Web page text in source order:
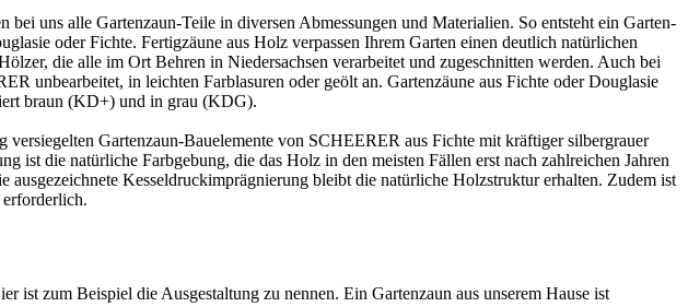
uns alle Gartenzaun-Teile in diversen Abmessungen und Materialien. So entsteht ein Garten-
oder Fichte. Fertigzäune aus Holz verpassen Ihrem Garten einen deutlich natürlichen
die alle im Ort Behren in Niedersachsen verarbeitet und zugeschnitten werden. Auch bei
unbearbeitet, in leichten Farblasuren oder geölt an. Gartenzäune aus Fichte oder Douglasie
braun (KD+) und in grau (KDG).
Gartenzaun-Bauelemente von SCHEERER aus Fichte mit kräftiger silbergrauer
ist die natürliche Farbgebung, die das Holz in den meisten Fällen erst nach zahlreichen Jahren
ausgezeichnete Kesseldruckimprägnierung bleibt die natürliche Holzstruktur erhalten. Zudem ist
ist zum Beispiel die Ausgestaltung zu nennen. Ein Gartenzaun aus unserem Hause ist